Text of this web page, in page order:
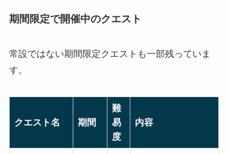
期間限定で開催中のクエスト
常設ではない期間限定クエストも一部残っていま
す。
クエスト名 期間
難
易
度
内容